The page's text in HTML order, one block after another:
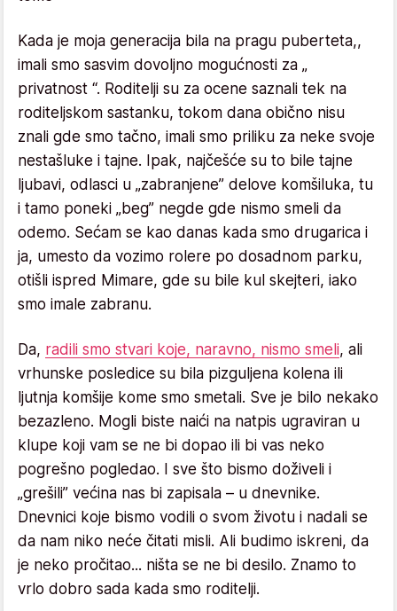
Kada je moja generacija bila na pragu puberteta,,
imali smo sasvim dovoljno mogućnosti za „
privatnost “. Roditelji su za ocene saznali tek na
roditeljskom sastanku, tokom dana obično nisu
znali gde smo tačno, imali smo priliku za neke svoje
nestašluke i tajne. Ipak, najčešće su to bile tajne
ljubavi, odlasci u „zabranjene” delove komšiluka, tu
i tamo poneki „beg” negde gde nismo smeli da
odemo. Sećam se kao danas kada smo drugarica i
ja, umesto da vozimo rolere po dosadnom parku,
otišli ​​ispred Mimare, gde su bile kul skejteri, iako
smo imale zabranu.
Da, radili smo stvari koje, naravno, nismo smeli, ali
vrhunske posledice su bila pizguljena kolena ili
ljutnja komšije kome smo smetali. Sve je bilo nekako
bezazleno. Mogli biste naići na natpis ugraviran u
klupe koji vam se ne bi dopao ili bi vas neko
pogrešno pogledao. I sve što bismo doživeli i
„grešili” većina nas bi zapisala – u dnevnike.
Dnevnici koje bismo vodili o svom životu i nadali se
da nam niko neće čitati misli. Ali budimo iskreni, da
je neko pročitao... ništa se ne bi desilo. Znamo to
vrlo dobro sada kada smo roditelji.